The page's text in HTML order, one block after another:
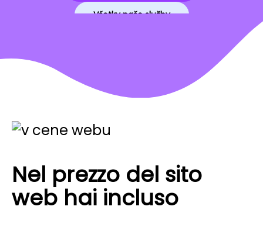
Všetky naše služby
Nel prezzo del sito
web hai incluso